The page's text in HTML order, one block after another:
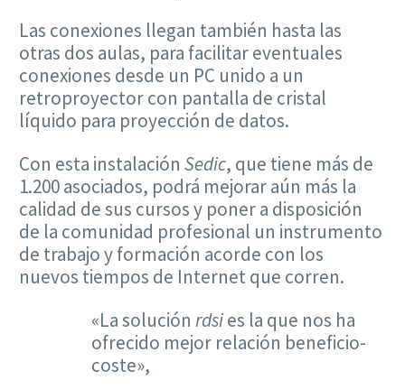
Las conexiones llegan también hasta las
otras dos aulas, para facilitar eventuales
conexiones desde un PC unido a un
retroproyector con pantalla de cristal
líquido para proyección de datos.
Con esta instalación Sedic, que tiene más de
1.200 asociados, podrá mejorar aún más la
calidad de sus cursos y poner a disposición
de la comunidad profesional un instrumento
de trabajo y formación acorde con los
nuevos tiempos de Internet que corren.
«La solución rdsies la que nos ha
ofrecido mejor relación beneficio-
coste»,